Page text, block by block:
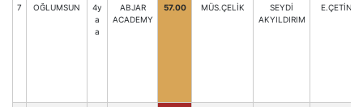
7 OĞLUMSUN
4y
a
a
ABJAR
ACADEMY
57.00 MÜS.ÇELİK
SEYDİ
AKYILDIRIM